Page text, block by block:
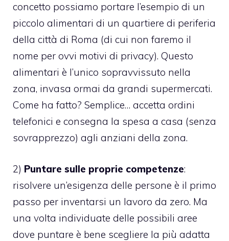
concetto possiamo portare l’esempio di un
piccolo alimentari di un quartiere di periferia
della città di Roma (di cui non faremo il
nome per ovvi motivi di privacy). Questo
alimentari è l’unico sopravvissuto nella
zona, invasa ormai da grandi supermercati.
Come ha fatto? Semplice… accetta ordini
telefonici e consegna la spesa a casa (senza
sovrapprezzo) agli anziani della zona.
2) Puntare sulle proprie competenze:
risolvere un’esigenza delle persone è il primo
passo per inventarsi un lavoro da zero. Ma
una volta individuate delle possibili aree
dove puntare è bene scegliere la più adatta